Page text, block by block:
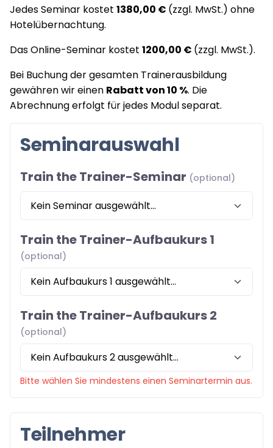
Jedes Seminar kostet 1380,00 € (zzgl. MwSt.) ohne
Hotelübernachtung.
Das Online-Seminar kostet 1200,00 € (zzgl. MwSt.).
Bei Buchung der gesamten Trainerausbildung
gewähren wir einen Rabatt von 10 %. Die
Abrechnung erfolgt für jedes Modul separat.
Seminarauswahl
Train the Trainer-Seminar (optional)
Train the Trainer-Aufbaukurs 1
(optional)
Train the Trainer-Aufbaukurs 2
(optional)
Bitte wählen Sie mindestens einen Seminartermin aus.
Teilnehmer